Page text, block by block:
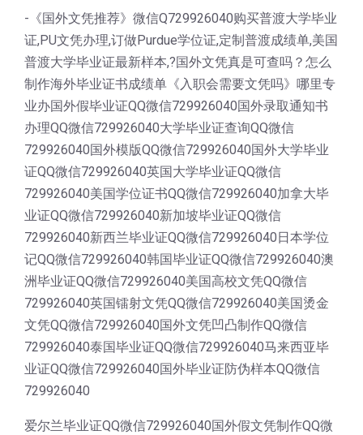
-《国外文凭推荐》微信Q729926040购买普渡大学毕业
证,PU文凭办理,订做Purdue学位证,定制普渡成绩单,美国
普渡大学毕业证最新样本,?国外文凭真是可查吗？怎么
制作海外毕业证书成绩单《入职会需要文凭吗》哪里专
业办国外假毕业证QQ微信729926040国外录取通知书
办理QQ微信729926040大学毕业证查询QQ微信
729926040国外模版QQ微信729926040国外大学毕业
证QQ微信729926040英国大学毕业证QQ微信
729926040美国学位证书QQ微信729926040加拿大毕
业证QQ微信729926040新加坡毕业证QQ微信
729926040新西兰毕业证QQ微信729926040日本学位
记QQ微信729926040韩国毕业证QQ微信729926040澳
洲毕业证QQ微信729926040美国高校文凭QQ微信
729926040英国镭射文凭QQ微信729926040美国烫金
文凭QQ微信729926040国外文凭凹凸制作QQ微信
729926040泰国毕业证QQ微信729926040马来西亚毕
业证QQ微信729926040国外毕业证防伪样本QQ微信
729926040
爱尔兰毕业证QQ微信729926040国外假文凭制作QQ微